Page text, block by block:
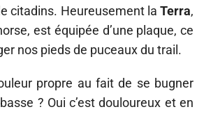
citadins. Heureusement la Terra,
est équipée d’une plaque, ce
nos pieds de puceaux du trail.
propre au fait de se bugner
? Oui c’est douloureux et en